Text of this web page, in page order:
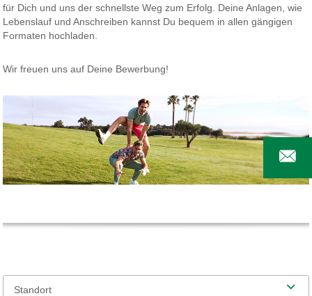
für Dich und uns der schnellste Weg zum Erfolg. Deine Anlagen, wie
Lebenslauf und Anschreiben kannst Du bequem in allen gängigen
Formaten hochladen.
Wir freuen uns auf Deine Bewerbung!
Standort